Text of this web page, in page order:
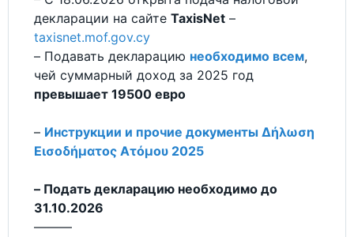
декларации на сайте TaxisNet –
taxisnet.mof.gov.cy
– Подавать декларацию необходимо всем,
чей суммарный доход за 2025 год
превышает 19500 евро
– Инструкции и прочие документы Δήλωση
Εισοδήματος Ατόμου 2025
– Подать декларацию необходимо до
31.10.2026
———